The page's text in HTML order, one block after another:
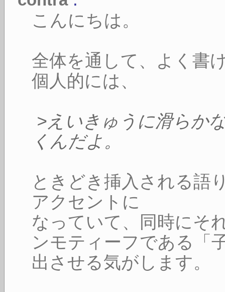
こんにちは。
全体を通して、よく書
個人的には、
>えいきゅうに滑らか
くんだよ。
ときどき挿入される語
アクセントに
なっていて、同時にそ
ンモティーフである「
出させる気がします。